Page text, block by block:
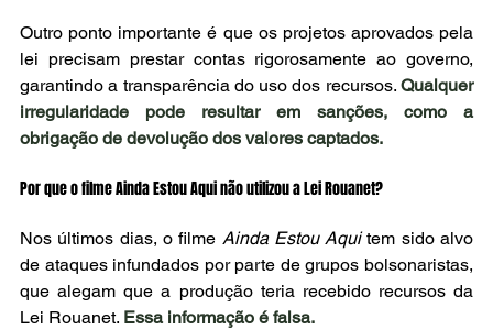
Outro ponto importante é que os projetos aprovados pela
lei precisam prestar contas rigorosamente ao governo,
garantindo a transparência do uso dos recursos. Qualquer
irregularidade pode resultar em sanções, como a
obrigação de devolução dos valores captados.
Por que o filme Ainda Estou Aqui não utilizou a Lei Rouanet?
Nos últimos dias, o filme Ainda Estou Aqui tem sido alvo
de ataques infundados por parte de grupos bolsonaristas,
que alegam que a produção teria recebido recursos da
Lei Rouanet. Essa informação é falsa.